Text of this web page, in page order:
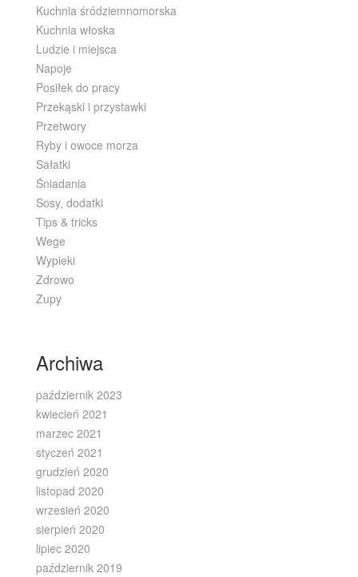
Kuchnia śródziemnomorska
Kuchnia włoska
Ludzie i miejsca
Napoje
Posiłek do pracy
Przekąski i przystawki
Przetwory
Ryby i owoce morza
Sałatki
Śniadania
Sosy, dodatki
Tips & tricks
Wege
Wypieki
Zdrowo
Zupy
Archiwa
październik 2023
kwiecień 2021
marzec 2021
styczeń 2021
grudzień 2020
listopad 2020
wrzesień 2020
sierpień 2020
lipiec 2020
październik 2019